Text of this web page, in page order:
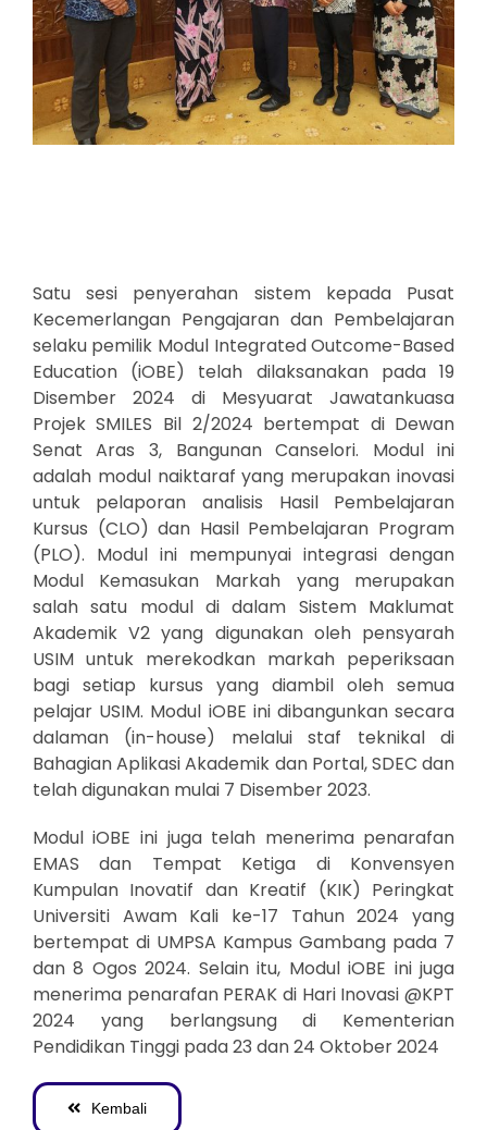
Satu sesi penyerahan sistem kepada Pusat
Kecemerlangan Pengajaran dan Pembelajaran
selaku pemilik Modul Integrated Outcome-Based
Education (iOBE) telah dilaksanakan pada 19
Disember 2024 di Mesyuarat Jawatankuasa
Projek SMILES Bil 2/2024 bertempat di Dewan
Senat Aras 3, Bangunan Canselori. Modul ini
adalah modul naiktaraf yang merupakan inovasi
untuk pelaporan analisis Hasil Pembelajaran
Kursus (CLO) dan Hasil Pembelajaran Program
(PLO). Modul ini mempunyai integrasi dengan
Modul Kemasukan Markah yang merupakan
salah satu modul di dalam Sistem Maklumat
Akademik V2 yang digunakan oleh pensyarah
USIM untuk merekodkan markah peperiksaan
bagi setiap kursus yang diambil oleh semua
pelajar USIM. Modul iOBE ini dibangunkan secara
dalaman (in-house) melalui staf teknikal di
Bahagian Aplikasi Akademik dan Portal, SDEC dan
telah digunakan mulai 7 Disember 2023.
Modul iOBE ini juga telah menerima penarafan
EMAS dan Tempat Ketiga di Konvensyen
Kumpulan Inovatif dan Kreatif (KIK) Peringkat
Universiti Awam Kali ke-17 Tahun 2024 yang
bertempat di UMPSA Kampus Gambang pada 7
dan 8 Ogos 2024. Selain itu, Modul iOBE ini juga
menerima penarafan PERAK di Hari Inovasi @KPT
2024 yang berlangsung di Kementerian
Pendidikan Tinggi pada 23 dan 24 Oktober 2024
Kembali